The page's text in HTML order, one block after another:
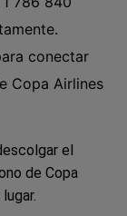
conectar
Copa Airlines
el
de Copa